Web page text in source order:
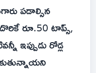
పడాల్సిన
రూ.50 టాప్స్,
ఇప్పుడు రోడ్ల